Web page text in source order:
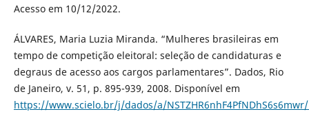
Acesso em 10/12/2022.
ÁLVARES, Maria Luzia Miranda. “Mulheres brasileiras em
tempo de competição eleitoral: seleção de candidaturas e
degraus de acesso aos cargos parlamentares”. Dados, Rio
de Janeiro, v. 51, p. 895-939, 2008. Disponível em
https://www.scielo.br/j/dados/a/